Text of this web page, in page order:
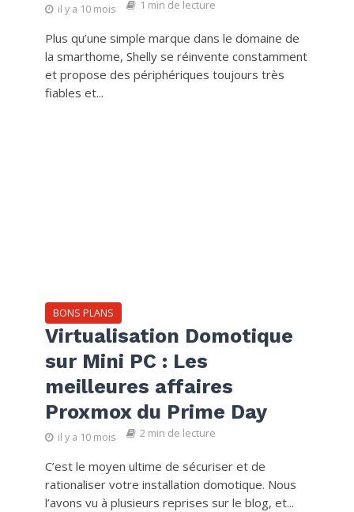
il y a 10 mois 1 min de lecture
Plus qu’une simple marque dans le domaine de
la smarthome, Shelly se réinvente constamment
et propose des périphériques toujours très
fiables et...
BONS PLANS
Virtualisation Domotique
sur Mini PC : Les
meilleures affaires
Proxmox du Prime Day
il y a 10 mois 2 min de lecture
C’est le moyen ultime de sécuriser et de
rationaliser votre installation domotique. Nous
l’avons vu à plusieurs reprises sur le blog, et...